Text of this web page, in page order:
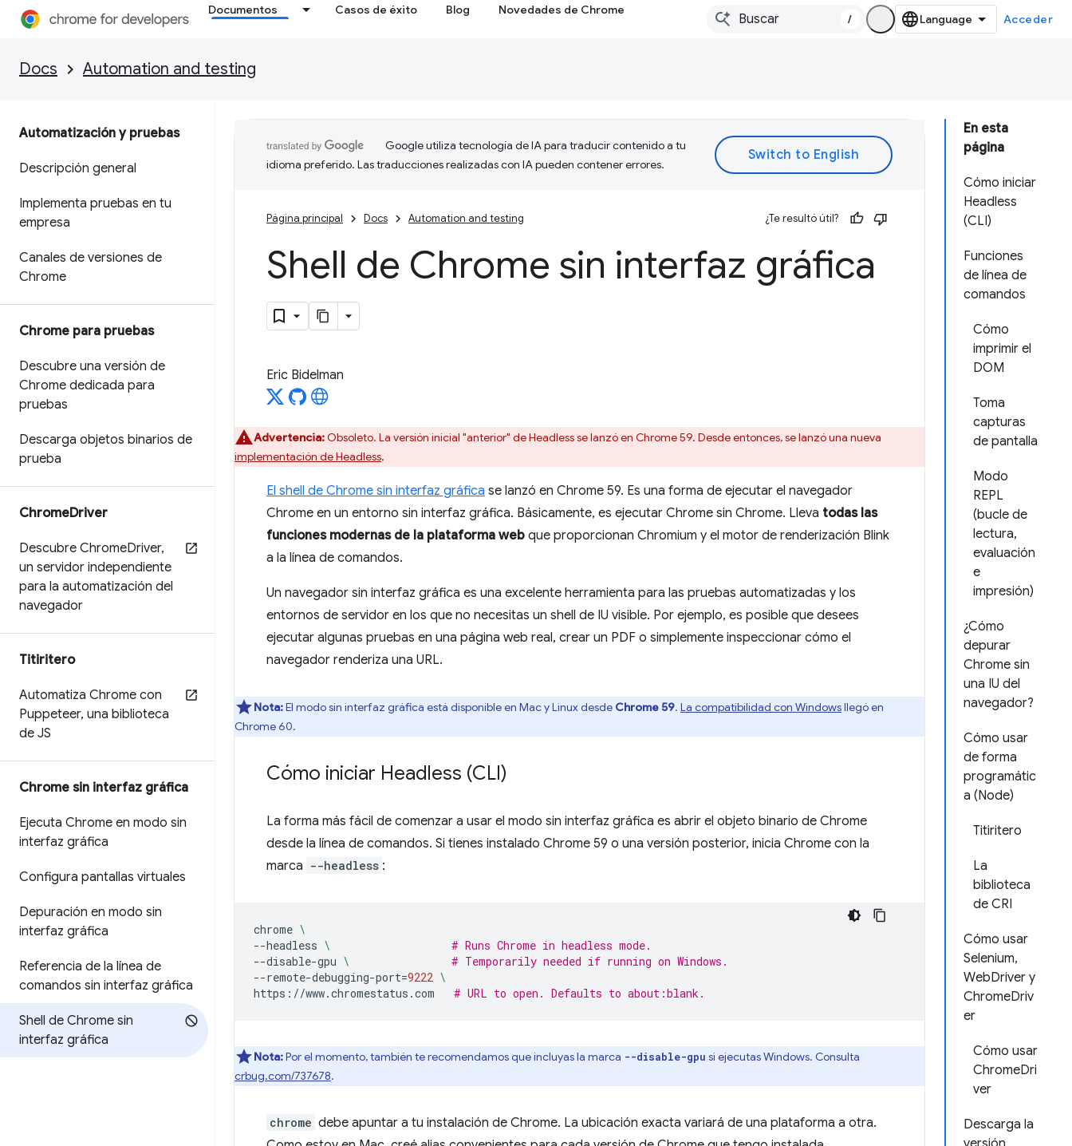
Documentos Casos de éxito Blog Novedades de Chrome
/ Acceder
Docs Automation and testing
Automatización y pruebas
Descripción general
Implementa pruebas en tu
empresa
Canales de versiones de
Chrome
Chrome para pruebas
Descubre una versión de
Chrome dedicada para
pruebas
Descarga objetos binarios de
prueba
ChromeDriver
Descubre ChromeDriver,
un servidor independiente
para la automatización del
navegador
Titiritero
Automatiza Chrome con
Puppeteer, una biblioteca
de JS
Chrome sin interfaz gráfica
Ejecuta Chrome en modo sin
interfaz gráfica
Configura pantallas virtuales
Depuración en modo sin
interfaz gráfica
Referencia de la línea de
comandos sin interfaz gráfica
Shell de Chrome sin
interfaz gráfica
En esta
página
Cómo iniciar
Headless
(CLI)
Funciones
de línea de
comandos
Cómo
imprimir el
DOM
Toma
capturas
de pantalla
Modo
REPL
(bucle de
lectura,
evaluación
e
impresión)
¿Cómo
depurar
Chrome sin
una IU del
navegador?
Cómo usar
de forma
programátic
a (Node)
Titiritero
La
biblioteca
de CRI
Cómo usar
Selenium,
WebDriver y
ChromeDriv
er
Cómo usar
ChromeDri
ver
Descarga la
Google utiliza tecnología de IA para traducir contenido a tu
idioma preferido. Las traducciones realizadas con IA pueden contener errores.
Página principal Docs Automation and testing ¿Te resultó útil?
Shell de Chrome sin interfaz gráfica
Eric Bidelman
Advertencia:Obsoleto. La versión inicial "anterior" de Headless se lanzó en Chrome 59. Desde entonces, se lanzó una nueva
implementación de Headless.
El shell de Chrome sin interfaz gráfica se lanzó en Chrome 59. Es una forma de ejecutar el navegador
Chrome en un entorno sin interfaz gráfica. Básicamente, es ejecutar Chrome sin Chrome. Lleva todas las
funciones modernas de la plataforma web que proporcionan Chromium y el motor de renderización Blink
a la línea de comandos.
Un navegador sin interfaz gráfica es una excelente herramienta para las pruebas automatizadas y los
entornos de servidor en los que no necesitas un shell de IU visible. Por ejemplo, es posible que desees
ejecutar algunas pruebas en una página web real, crear un PDF o simplemente inspeccionar cómo el
navegador renderiza una URL.
Nota:El modo sin interfaz gráfica está disponible en Mac y Linux desde Chrome 59. La compatibilidad con Windowsllegó en
Chrome 60.
Cómo iniciar Headless (CLI)
La forma más fácil de comenzar a usar el modo sin interfaz gráfica es abrir el objeto binario de Chrome
desde la línea de comandos. Si tienes instalado Chrome 59 o una versión posterior, inicia Chrome con la
marca --headless :
chrome \
--headless \
# Runs Chrome in headless mode.
--disable-gpu \
# Temporarily needed if running on Windows.
--remote-debugging-port=9222 \
https://www.chromestatus.com
# URL to open. Defaults to about:blank.
Nota:Por el momento, también te recomendamos que incluyas la marca --disable-gpu si ejecutas Windows. Consulta
crbug.com/737678.
chrome debe apuntar a tu instalación de Chrome. La ubicación exacta variará de una plataforma a otra.